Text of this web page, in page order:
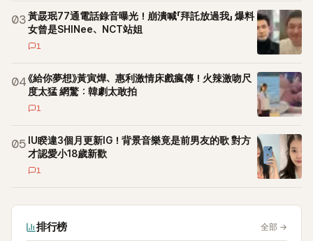
03黃晸珉77通電話錄音曝光！崩潰喊「拜託放過我」 爆料
女曾是SHINee、NCT站姐
1
04《給你夢想》黃寅燁、惠利激情床戲瘋傳！火辣激吻尺
度太猛 網驚：韓劇太敢拍
1
05 IU睽違3個月更新IG！背景音樂竟是前男友的歌 對方
才認愛小18歲新歡
1
排行榜 全部 →